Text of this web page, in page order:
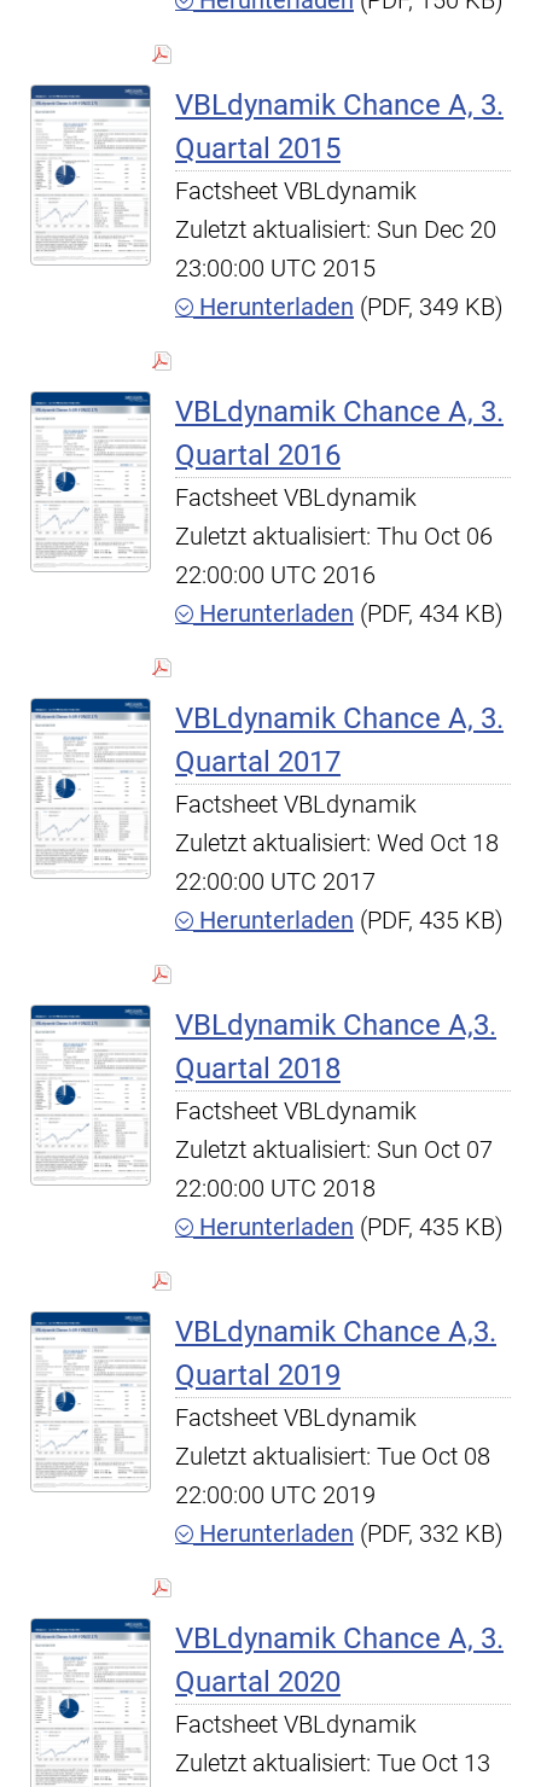
VBLdynamik Chance A, 3.
Quartal 2015
Factsheet VBLdynamik
Zuletzt aktualisiert: Sun Dec 20
23:00:00 UTC 2015
Herunterladen (PDF, 349 KB)
VBLdynamik Chance A, 3.
Quartal 2016
Factsheet VBLdynamik
Zuletzt aktualisiert: Thu Oct 06
22:00:00 UTC 2016
Herunterladen (PDF, 434 KB)
VBLdynamik Chance A, 3.
Quartal 2017
Factsheet VBLdynamik
Zuletzt aktualisiert: Wed Oct 18
22:00:00 UTC 2017
Herunterladen (PDF, 435 KB)
VBLdynamik Chance A,3.
Quartal 2018
Factsheet VBLdynamik
Zuletzt aktualisiert: Sun Oct 07
22:00:00 UTC 2018
Herunterladen (PDF, 435 KB)
VBLdynamik Chance A,3.
Quartal 2019
Factsheet VBLdynamik
Zuletzt aktualisiert: Tue Oct 08
22:00:00 UTC 2019
Herunterladen (PDF, 332 KB)
VBLdynamik Chance A, 3.
Quartal 2020
Factsheet VBLdynamik
Zuletzt aktualisiert: Tue Oct 13